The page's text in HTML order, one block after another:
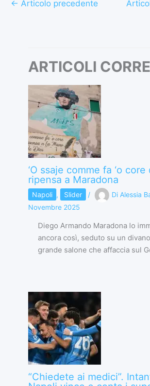
← Articolo precedente
ARTICOLI
‘O ssaje comme fa ‘o
ripensa a Maradona
Napoli , Slider / Di Alessia
Novembre 2025
Diego Armando Maradona lo
ancora così, seduto su un
grande salone che affaccia sul
“Chiedete ai medici”.